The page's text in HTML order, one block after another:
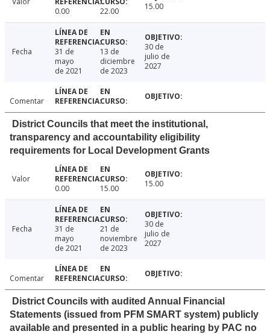
0.00
22.00 15.00
Fecha
31 de
mayo
de 2021
13 de
diciembre
de 2023
30 de
julio de
2027
Comentar
District Councils that meet the institutional,
transparency and accountability eligibility
requirements for Local Development Grants
Valor
0.00
15.00 15.00
Fecha
31 de
mayo
de 2021
21 de
noviembre
de 2023
30 de
julio de
2027
Comentar
District Councils with audited Annual Financial
Statements (issued from PFM SMART system) publicly
available and presented in a public hearing by PAC no